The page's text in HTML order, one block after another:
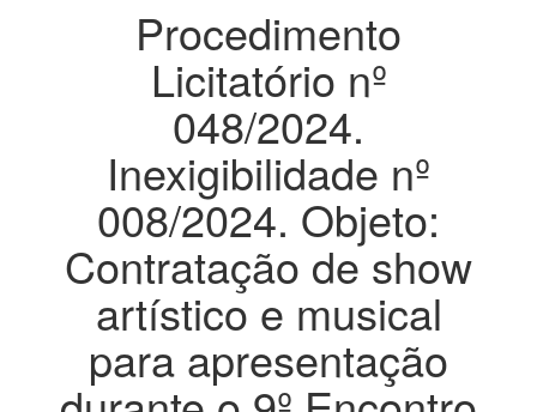
Procedimento
Licitatório nº
048/2024.
Inexigibilidade nº
008/2024. Objeto:
Contratação de show
artístico e musical
para apresentação